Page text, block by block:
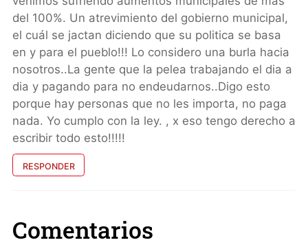
del 100%. Un atrevimiento del gobierno municipal,
el cuál se jactan diciendo que su politica se basa
en y para el pueblo!!! Lo considero una burla hacia
nosotros..La gente que la pelea trabajando el dia a
dia y pagando para no endeudarnos..Digo esto
porque hay personas que no les importa, no paga
nada. Yo cumplo con la ley. , x eso tengo derecho a
escribir todo esto!!!!!
RESPONDER
Comentarios